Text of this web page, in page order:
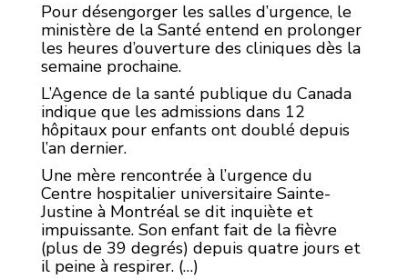
Pour désengorger les salles d’urgence, le
ministère de la Santé entend en prolonger
les heures d’ouverture des cliniques dès la
semaine prochaine.
L’Agence de la santé publique du Canada
indique que les admissions dans 12
hôpitaux pour enfants ont doublé depuis
l’an dernier.
Une mère rencontrée à l’urgence du
Centre hospitalier universitaire Sainte-
Justine à Montréal se dit inquiète et
impuissante. Son enfant fait de la fièvre
(plus de 39 degrés) depuis quatre jours et
il peine à respirer. (…)